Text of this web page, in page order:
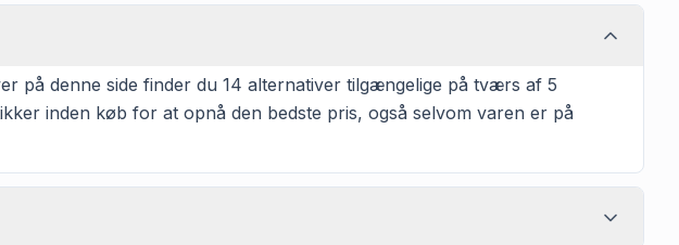
på denne side finder du 14 alternativer tilgængelige på tværs af 5
inden køb for at opnå den bedste pris, også selvom varen er på